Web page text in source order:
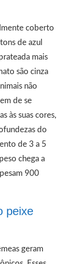
coberto
de azul
mais
são cinza
não
de se
às suas cores,
do
de 3 a 5
chega a
900
peixe
geram